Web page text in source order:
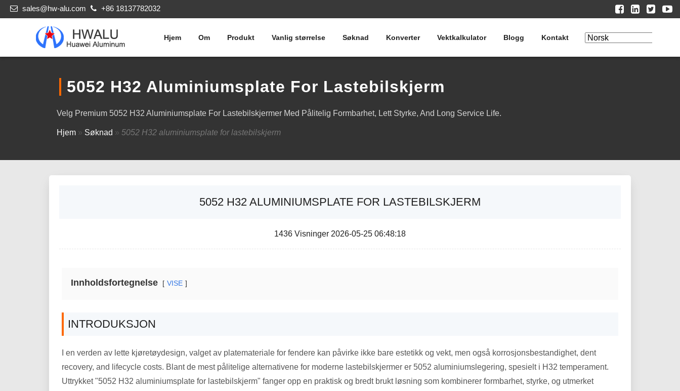
sales@hw-alu.com +86 18137782032
Hjem Om Produkt Vanlig størrelse Søknad Konverter Vektkalkulator Blogg Kontakt
5052 H32 Aluminiumsplate For Lastebilskjerm
Velg Premium 5052 H32 Aluminiumsplate For Lastebilskjermer Med Pålitelig Formbarhet, Lett Styrke, And Long Service Life.
Hjem » Søknad » 5052 H32 aluminiumsplate for lastebilskjerm
5052 H32 ALUMINIUMSPLATE FOR LASTEBILSKJERM
1436 Visninger 2026-05-25 06:48:18
Innholdsfortegnelse VISE
INTRODUKSJON
I en verden av lette kjøretøydesign, valget av platemateriale for fendere kan påvirke ikke bare estetikk og vekt, men også korrosjonsbestandighet, dent
recovery, and lifecycle costs. Blant de mest pålitelige alternativene for moderne lastebilskjermer er 5052 aluminiumslegering, spesielt i H32 temperament.
Uttrykket "5052 H32 aluminiumsplate for lastebilskjerm" fanger opp en praktisk og bredt brukt løsning som kombinerer formbarhet, styrke, og utmerket